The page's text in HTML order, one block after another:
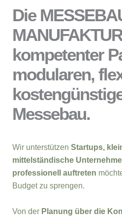
Die
kompetenter
modularen,
Messebau.
Wir unterstützen Startups,
mittelständische
professionell auftreten
Budget zu sprengen.
Von der Planung über die